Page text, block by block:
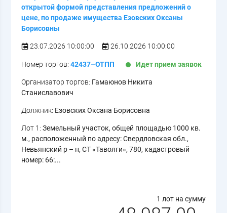
открытой формой представления предложений о
цене, по продаже имущества Езовских Оксаны
Борисовны
23.07.2026 10:00:00 26.10.2026 10:00:00
Номер торгов:42437–ОТПП Идет прием заявок
Организатор торгов: Гамаюнов Никита
Станиславович
Должник: Езовских Оксана Борисовна
Лот 1:Земельный участок, общей площадью 1000 кв.
м., расположенный по адресу: Свердловская обл.,
Невьянский р – н, СТ «Таволги», 780, кадастровый
номер: 66:...
1 лот на сумму